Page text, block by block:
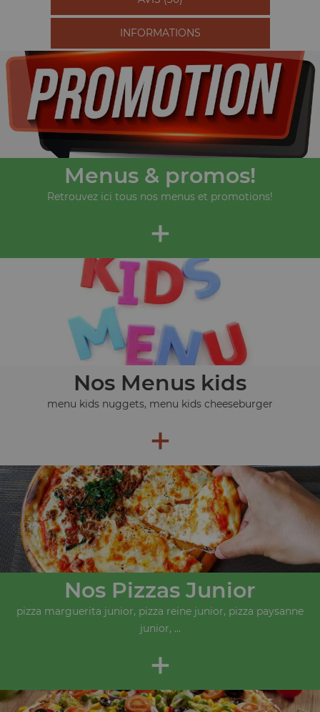
INFORMATIONS
Menus & promos!
Retrouvez ici tous nos menus et promotions!
+
Nos Menus kids
menu kids nuggets, menu kids cheeseburger
+
Nos Pizzas Junior
pizza marguerita junior, pizza reine junior, pizza paysanne
junior, ...
+